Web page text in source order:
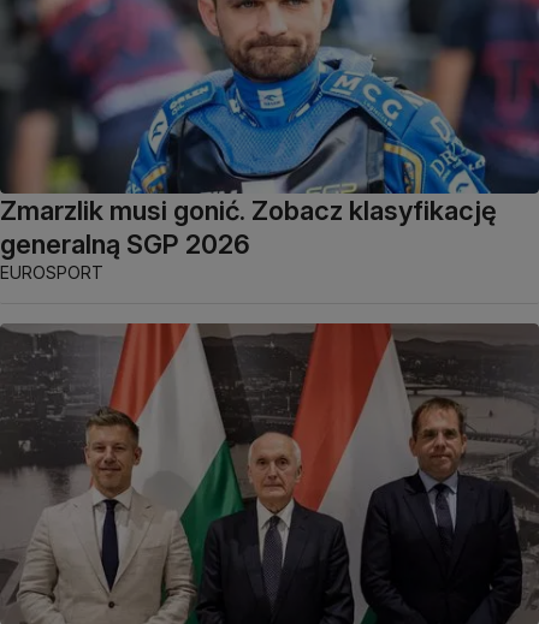
Zmarzlik musi gonić. Zobacz klasyfikację
generalną SGP 2026
EUROSPORT